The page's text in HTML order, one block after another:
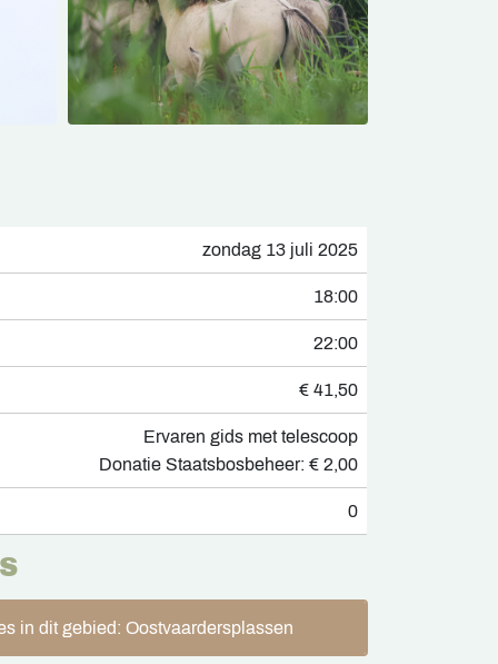
zondag 13 juli 2025
18:00
22:00
€ 41,50
Ervaren gids met telescoop
Donatie Staatsbosbeheer: € 2,00
0
in dit gebied: Oostvaardersplassen